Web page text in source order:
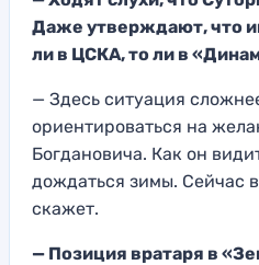
Даже утверждают, что
ли в ЦСКА, то ли в
— Здесь ситуация
ориентироваться на
Богдановича. Как он
дождаться зимы. Сейчас
скажет.
— Позиция вратаря в